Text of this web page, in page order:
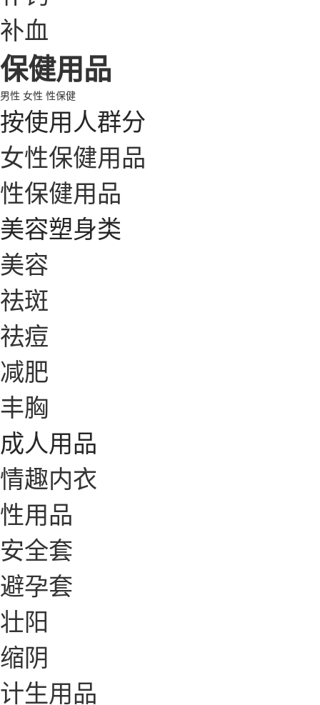
补血
保健用品
男性 女性 性保健
按使用人群分
女性保健用品
性保健用品
美容塑身类
美容
祛斑
祛痘
减肥
丰胸
成人用品
情趣内衣
性用品
安全套
避孕套
壮阳
缩阴
计生用品